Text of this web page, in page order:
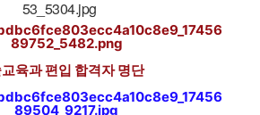
육과 편입 합격자 명단